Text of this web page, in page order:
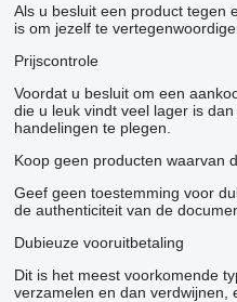
Als u besluit een product tegen
is om jezelf te
Prijscontrole
Voordat u besluit om een
die u leuk vindt veel lager is
handelingen te plegen.
Koop geen producten waarvan
Geef geen toestemming voor
de authenticiteit van de
Dubieuze vooruitbetaling
Dit is het meest voorkomende
verzamelen en dan verdwijnen,